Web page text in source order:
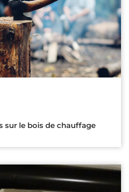
sur le bois de chauffage